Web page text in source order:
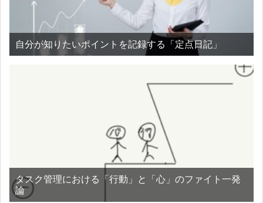
自分が知りたいポイントを記録する「定点日記」
タスク管理における「行動」と「心」のファイト一発
論